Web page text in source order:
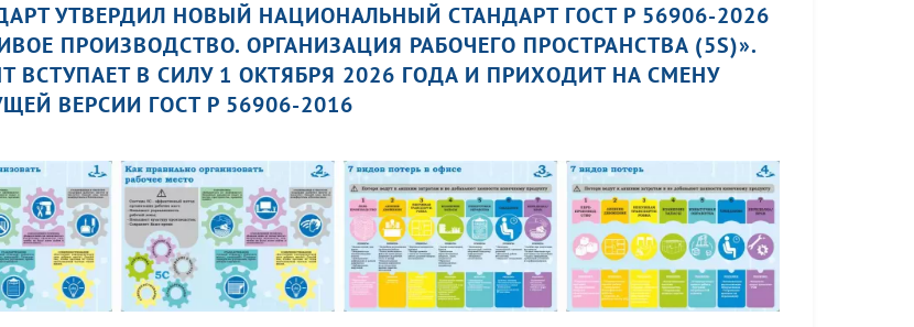
УТВЕРДИЛ НОВЫЙ НАЦИОНАЛЬНЫЙ СТАНДАРТ ГОСТ Р 56906-2026
ПРОИЗВОДСТВО. ОРГАНИЗАЦИЯ РАБОЧЕГО ПРОСТРАНСТВА (5S)».
ВСТУПАЕТ В СИЛУ 1 ОКТЯБРЯ 2026 ГОДА И ПРИХОДИТ НА СМЕНУ
ВЕРСИИ ГОСТ Р 56906-2016